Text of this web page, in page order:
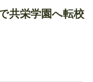
共栄学園へ転校